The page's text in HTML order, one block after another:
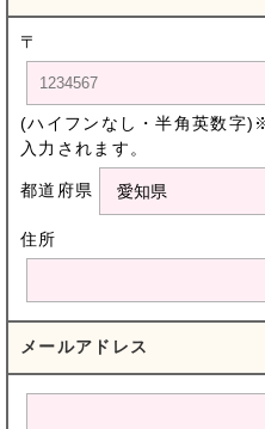
〒
(ハイフンなし・半角英数字
入力されます。
都道府県
住所
メールアドレス